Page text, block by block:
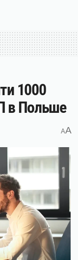
1000
в Польше
AA